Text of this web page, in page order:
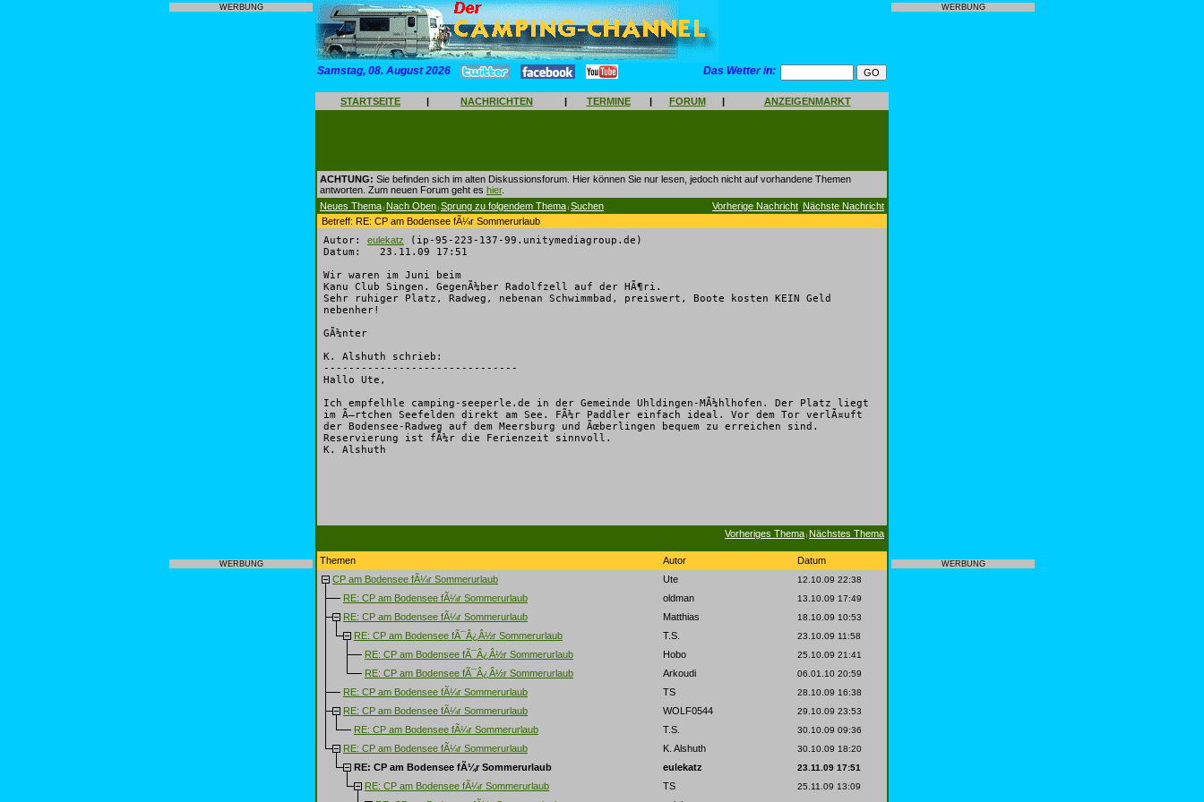
WERBUNG
WERBUNG
Samstag, 08. August 2026 Das Wetter in:
STARTSEITE | NACHRICHTEN | TERMINE | FORUM | ANZEIGENMARKT
ACHTUNG: Sie befinden sich im alten Diskussionsforum. Hier können Sie nur lesen, jedoch nicht auf vorhandene Themen
antworten. Zum neuen Forum geht es hier.
Neues Thema | Nach Oben | Sprung zu folgendem Thema | Suchen Vorherige Nachricht | Nächste Nachricht
Betreff: RE: CP am Bodensee fÃ¼r Sommerurlaub
Autor: eulekatz
(ip-95-223-137-99.unitymediagroup.de)
Datum: 23.11.09 17:51
Wir waren im Juni beim
Kanu Club Singen. GegenÃ¼ber Radolfzell auf der HÃ¶ri.
Sehr ruhiger Platz, Radweg, nebenan Schwimmbad, preiswert, Boote kosten KEIN Geld
nebenher!
GÃ¼nter
K. Alshuth schrieb:
-------------------------------
Hallo Ute,
Ich empfelhle camping-seeperle.de in der Gemeinde Uhldingen-MÃ¼hlhofen. Der Platz liegt
im Ã–rtchen Seefelden direkt am See. FÃ¼r Paddler einfach ideal. Vor dem Tor verlÃ¤uft
der Bodensee-Radweg auf dem Meersburg und Ãœberlingen bequem zu erreichen sind.
Reservierung ist fÃ¼r die Ferienzeit sinnvoll.
K. Alshuth
Vorheriges Thema | Nächstes Thema
Themen Autor
Datum
CP am Bodensee fÃ¼r Sommerurlaub
Ute 12.10.09 22:38
RE: CP am Bodensee fÃ¼r Sommerurlaub oldman 13.10.09 17:49
RE: CP am Bodensee fÃ¼r Sommerurlaub Matthias 18.10.09 10:53
RE: CP am Bodensee fÃ¯Â¿Â½r Sommerurlaub T.S. 23.10.09 11:58
RE: CP am Bodensee fÃ¯Â¿Â½r Sommerurlaub Hobo 25.10.09 21:41
RE: CP am Bodensee fÃ¯Â¿Â½r Sommerurlaub Arkoudi 06.01.10 20:59
RE: CP am Bodensee fÃ¼r Sommerurlaub TS 28.10.09 16:38
RE: CP am Bodensee fÃ¼r Sommerurlaub WOLF0544 29.10.09 23:53
RE: CP am Bodensee fÃ¼r Sommerurlaub T.S. 30.10.09 09:36
RE: CP am Bodensee fÃ¼r Sommerurlaub K. Alshuth 30.10.09 18:20
RE: CP am Bodensee fÃ¼r Sommerurlaub eulekatz 23.11.09 17:51
RE: CP am Bodensee fÃ¼r Sommerurlaub TS 25.11.09 13:09
WERBUNG
WERBUNG